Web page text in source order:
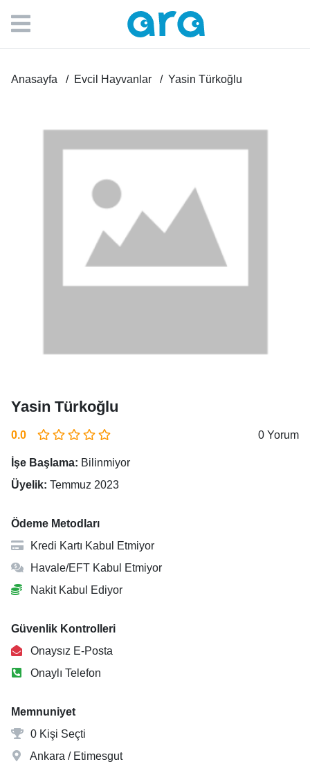
Anasayfa Evcil Hayvanlar Yasin Türkoğlu
Yasin Türkoğlu
0.0 0 Yorum
İşe Başlama: Bilinmiyor
Üyelik: Temmuz 2023
Ödeme Metodları
Kredi Kartı Kabul Etmiyor
Havale/EFT Kabul Etmiyor
Nakit Kabul Ediyor
Güvenlik Kontrolleri
Onaysız E-Posta
Onaylı Telefon
Memnuniyet
0 Kişi Seçti
Ankara / Etimesgut